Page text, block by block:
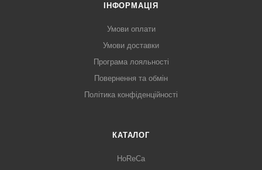
ІНФОРМАЦІЯ
Умови оплати
Умови доставки
Програма лояльності
Повернення та обмін
Політика конфіденційності
КАТАЛОГ
HoReCa